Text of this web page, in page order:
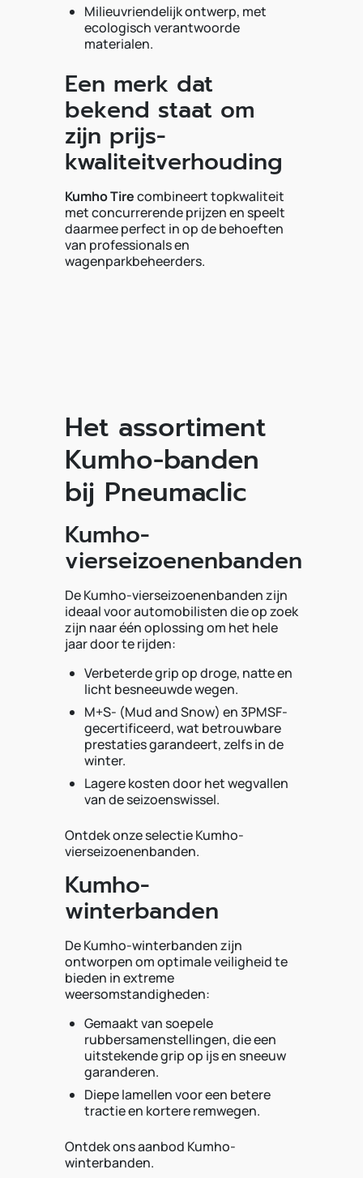
Milieuvriendelijk ontwerp, met
ecologisch verantwoorde
materialen.
Een merk dat
bekend staat om
zijn prijs-
kwaliteitverhouding
Kumho Tirecombineert topkwaliteit
met concurrerende prijzen en speelt
daarmee perfect in op de behoeften
van professionals en
wagenparkbeheerders.
Het assortiment
Kumho-banden
bij Pneumaclic
Kumho-
vierseizoenenbanden
De Kumho-vierseizoenenbanden zijn
ideaal voor automobilisten die op zoek
zijn naar één oplossing om het hele
jaar door te rijden:
Verbeterde grip op droge, natte en
licht besneeuwde wegen.
M+S- (Mud and Snow) en 3PMSF-
gecertificeerd, wat betrouwbare
prestaties garandeert, zelfs in de
winter.
Lagere kosten door het wegvallen
van de seizoenswissel.
Ontdek onze selectie Kumho-
vierseizoenenbanden.
Kumho-
winterbanden
De Kumho-winterbanden zijn
ontworpen om optimale veiligheid te
bieden in extreme
weersomstandigheden:
Gemaakt van soepele
rubbersamenstellingen, die een
uitstekende grip op ijs en sneeuw
garanderen.
Diepe lamellen voor een betere
tractie en kortere remwegen.
Ontdek ons aanbod Kumho-
winterbanden.